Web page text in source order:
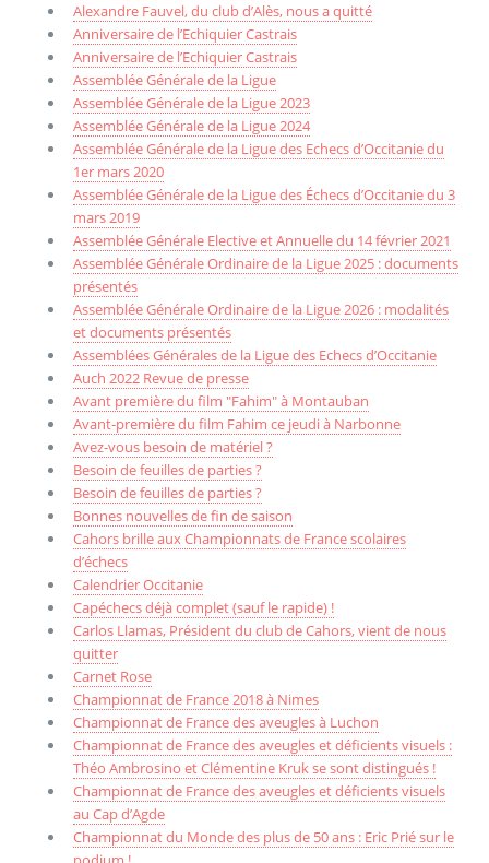
Alexandre Fauvel, du club d’Alès, nous a quitté
Anniversaire de l’Echiquier Castrais
Anniversaire de l’Echiquier Castrais
Assemblée Générale de la Ligue
Assemblée Générale de la Ligue 2023
Assemblée Générale de la Ligue 2024
Assemblée Générale de la Ligue des Echecs d’Occitanie du
1er mars 2020
Assemblée Générale de la Ligue des Échecs d’Occitanie du 3
mars 2019
Assemblée Générale Elective et Annuelle du 14 février 2021
Assemblée Générale Ordinaire de la Ligue 2025 : documents
présentés
Assemblée Générale Ordinaire de la Ligue 2026 : modalités
et documents présentés
Assemblées Générales de la Ligue des Echecs d’Occitanie
Auch 2022 Revue de presse
Avant première du film "Fahim" à Montauban
Avant-première du film Fahim ce jeudi à Narbonne
Avez-vous besoin de matériel ?
Besoin de feuilles de parties ?
Besoin de feuilles de parties ?
Bonnes nouvelles de fin de saison
Cahors brille aux Championnats de France scolaires
d’échecs
Calendrier Occitanie
Capéchecs déjà complet (sauf le rapide) !
Carlos Llamas, Président du club de Cahors, vient de nous
quitter
Carnet Rose
Championnat de France 2018 à Nimes
Championnat de France des aveugles à Luchon
Championnat de France des aveugles et déficients visuels :
Théo Ambrosino et Clémentine Kruk se sont distingués !
Championnat de France des aveugles et déficients visuels
au Cap d’Agde
Championnat du Monde des plus de 50 ans : Eric Prié sur le